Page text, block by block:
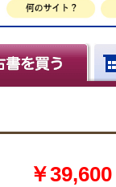
￥39,600